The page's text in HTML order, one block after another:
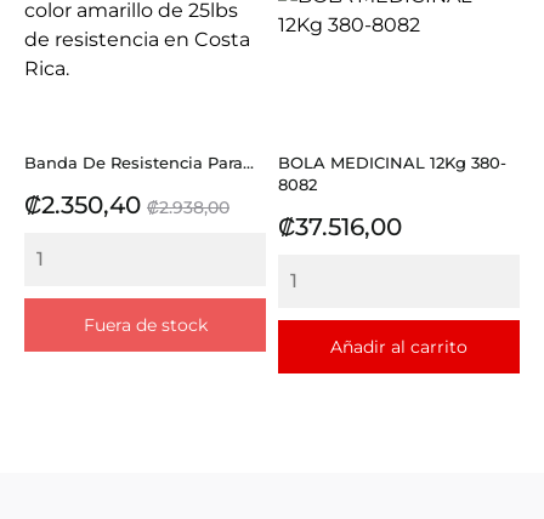
Banda De Resistencia Para...
Precio
₡2.350,40 Precio
₡2.938,00
Fuera de stock
BOLA MEDICINAL 12Kg 380-
8082
Precio
₡37.516,00
Añadir al carrito